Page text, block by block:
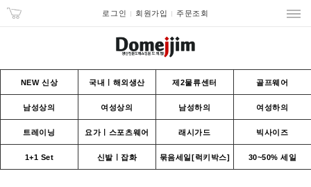
로그인 회원가입 주문조회
NEW 신상 국내ㅣ해외생산 제2물류센터 골프웨어
남성상의 여성상의 남성하의 여성하의
트레이닝 요가ㅣ스포츠웨어 래시가드 빅사이즈
1+1 Set 신발ㅣ잡화 묶음세일[럭키박스] 30~50% 세일